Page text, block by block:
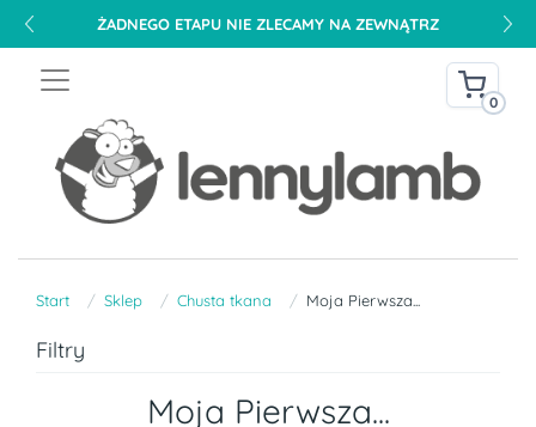
DARMOWA DOSTAWA NA TERENIE POLSKI OD 240 PLN
0
Start Sklep Chusta tkana Moja Pierwsza...
Filtry
Moja Pierwsza...